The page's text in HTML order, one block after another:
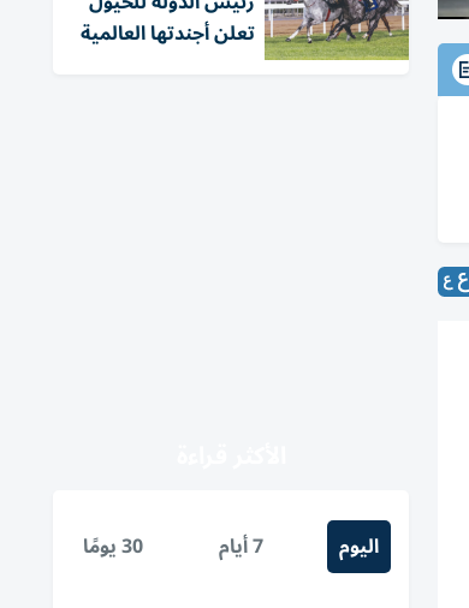
تعلن أجندتها العالمية
اليوم 7 أيام 30 يومًا